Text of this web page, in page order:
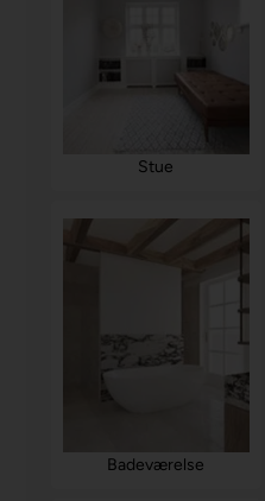
Stue
Badeværelse